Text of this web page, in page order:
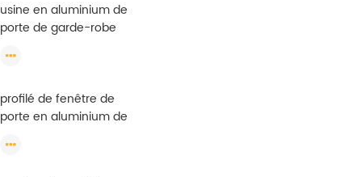
usine en aluminium de
porte de garde-robe
profil en aluminium
profil en aluminium de
garde-robe d'oem
profilé de fenêtre de
porte en aluminium de
pvdf anodisé t profil en